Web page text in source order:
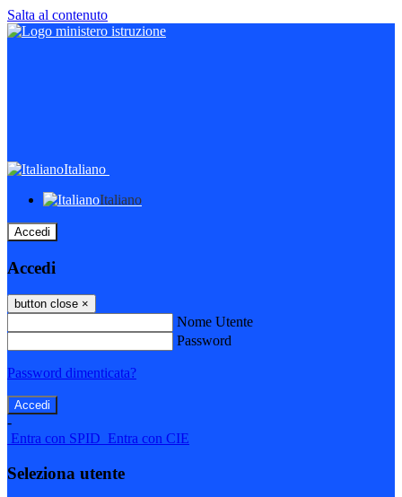
Salta al contenuto
Italiano
Italiano
Accedi
Accedi
button close ×
Nome Utente
Password
Password dimenticata?
-
Entra con SPID Entra con CIE
Seleziona utente